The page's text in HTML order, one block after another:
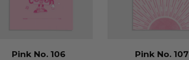
Pink No. 106 Pink No. 107